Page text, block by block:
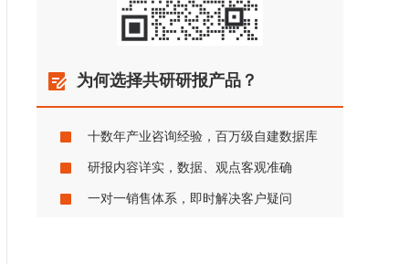
为何选择共研研报产品？
十数年产业咨询经验，百万级自建数据库
研报内容详实，数据、观点客观准确
一对一销售体系，即时解决客户疑问